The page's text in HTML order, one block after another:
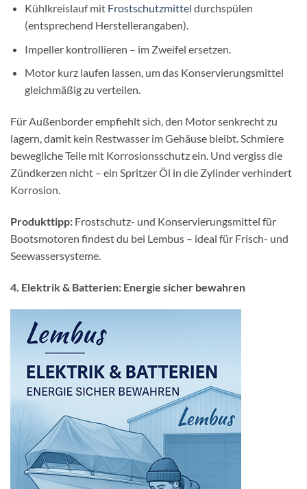
Kühlkreislauf mit Frostschutzmittel durchspülen
(entsprechend Herstellerangaben).
Impeller kontrollieren – im Zweifel ersetzen.
Motor kurz laufen lassen, um das Konservierungsmittel
gleichmäßig zu verteilen.
Für Außenborder empfiehlt sich, den Motor senkrecht zu
lagern, damit kein Restwasser im Gehäuse bleibt. Schmiere
bewegliche Teile mit Korrosionsschutz ein. Und vergiss die
Zündkerzen nicht – ein Spritzer Öl in die Zylinder verhindert
Korrosion.
Produkttipp: Frostschutz- und Konservierungsmittel für
Bootsmotoren findest du bei Lembus – ideal für Frisch- und
Seewassersysteme.
4. Elektrik & Batterien: Energie sicher bewahren